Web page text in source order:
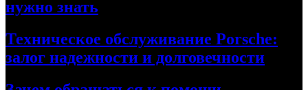
нужно знать
Техническое обслуживание Porsche:
залог надежности и долговечности